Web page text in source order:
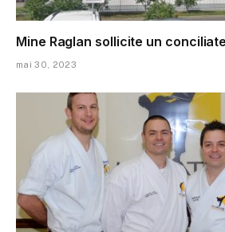
Mine Raglan sollicite un
mai 30, 2023